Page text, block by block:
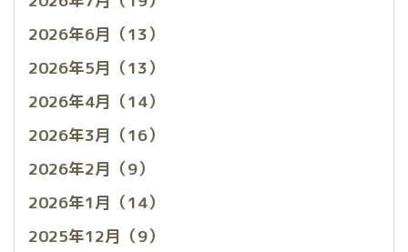
2026年6月（13）
2026年5月（13）
2026年4月（14）
2026年3月（16）
2026年2月（9）
2026年1月（14）
2025年12月（9）